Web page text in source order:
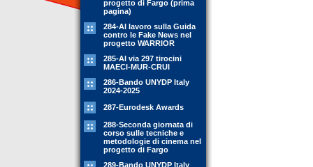
progetto di Fargo (prima
pagina)
284-Al lavoro sulla Guida
contro le Fake News nel
progetto WARRIOR
285-Al via 297 tirocini
MAECI-MUR-CRUI
286-Bando UNYDP Italy
2024-2025
287-Eurodesk Awards
288-Seconda giornata di
corso sulle tecniche e
metodologie di cinema nel
progetto di Fargo
289-Bando UNYDP Italy